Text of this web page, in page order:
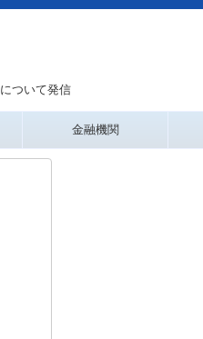
ついて発信
金融機関